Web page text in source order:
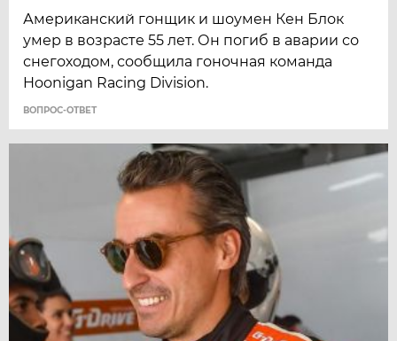
Американский гонщик и шоумен Кен Блок
умер в возрасте 55 лет. Он погиб в аварии со
снегоходом, сообщила гоночная команда
Hoonigan Racing Division.
ВОПРОС-ОТВЕТ